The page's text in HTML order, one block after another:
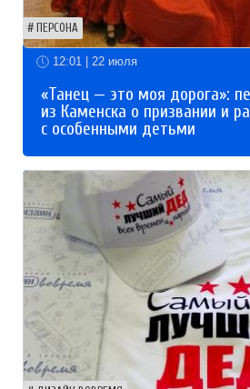
ПЕРСОНА
12:01 | 22 июля
«Танец — это моя дорога»:
из Каменска о призвании и
с особенными детьми